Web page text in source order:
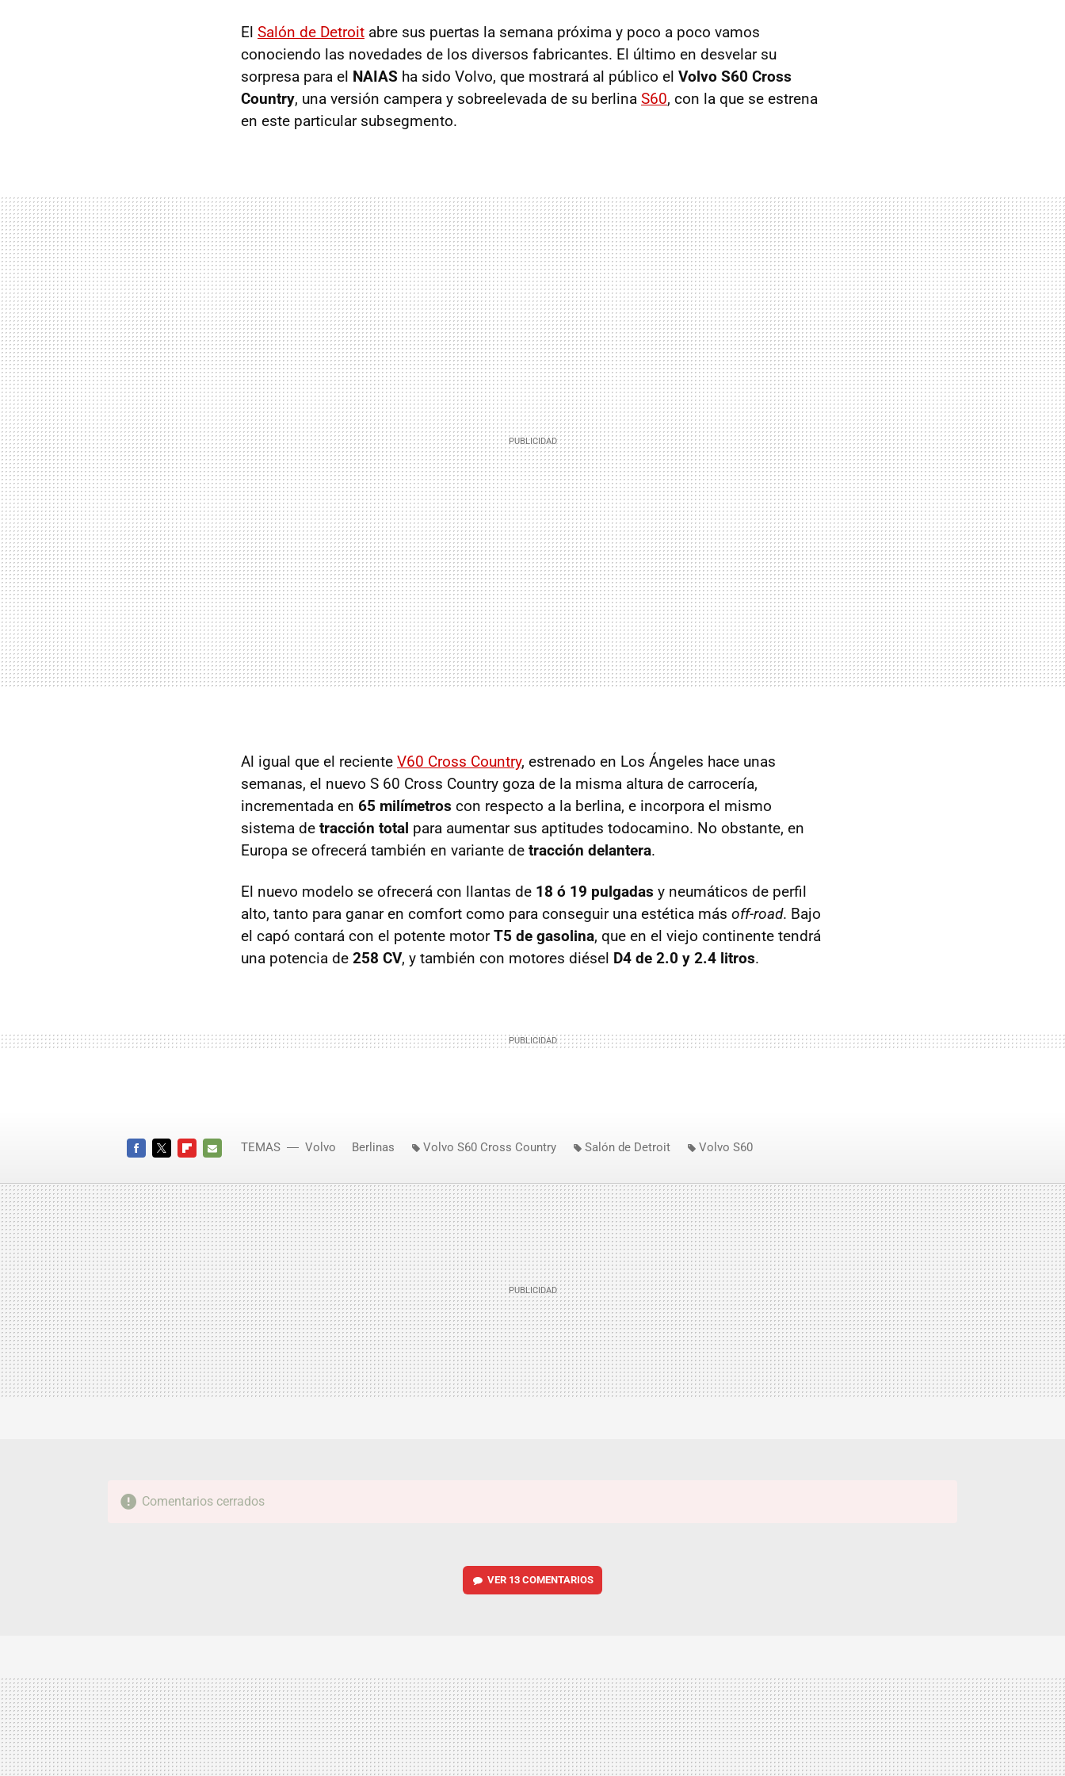
El Salón de Detroit abre sus puertas la semana próxima y poco a poco vamos
conociendo las novedades de los diversos fabricantes. El último en desvelar su
sorpresa para el NAIAS ha sido Volvo, que mostrará al público el Volvo S60 Cross
Country, una versión campera y sobreelevada de su berlina S60, con la que se estrena
en este particular subsegmento.
Al igual que el reciente V60 Cross Country, estrenado en Los Ángeles hace unas
semanas, el nuevo S 60 Cross Country goza de la misma altura de carrocería,
incrementada en 65 milímetros con respecto a la berlina, e incorpora el mismo
sistema de tracción total para aumentar sus aptitudes todocamino. No obstante, en
Europa se ofrecerá también en variante de tracción delantera.
El nuevo modelo se ofrecerá con llantas de 18 ó 19 pulgadas y neumáticos de perfil
alto, tanto para ganar en comfort como para conseguir una estética más off-road. Bajo
el capó contará con el potente motorT5 de gasolina, que en el viejo continente tendrá
una potencia de 258 CV, y también con motores diésel D4 de 2.0 y 2.4 litros.
MAIL
TEMAS Volvo Berlinas Volvo S60 Cross Country Salón de Detroit Volvo S60
Comentarios cerrados
VER 13 COMENTARIOS